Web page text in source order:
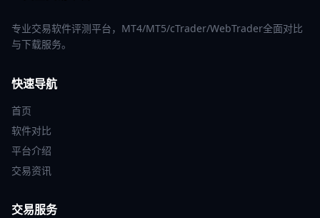
专业交易软件评测平台，MT4/MT5/cTrader/WebTrader全面对比
与下载服务。
快速导航
首页
软件对比
平台介绍
交易资讯
交易服务